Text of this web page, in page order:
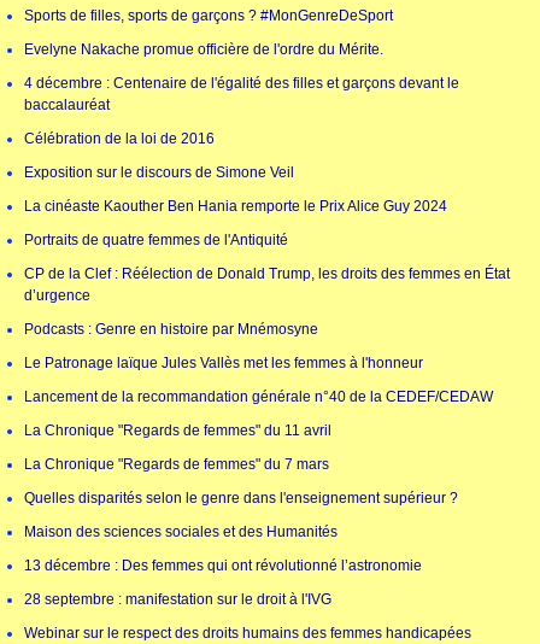
Sports de filles, sports de garçons ? #MonGenreDeSport
Evelyne Nakache promue officière de l'ordre du Mérite.
4 décembre : Centenaire de l'égalité des filles et garçons devant le
baccalauréat
Célébration de la loi de 2016
Exposition sur le discours de Simone Veil
La cinéaste Kaouther Ben Hania remporte le Prix Alice Guy 2024
Portraits de quatre femmes de l'Antiquité
CP de la Clef : Réélection de Donald Trump, les droits des femmes en État
d’urgence
Podcasts : Genre en histoire par Mnémosyne
Le Patronage laïque Jules Vallès met les femmes à l'honneur
Lancement de la recommandation générale n°40 de la CEDEF/CEDAW
La Chronique "Regards de femmes" du 11 avril
La Chronique "Regards de femmes" du 7 mars
Quelles disparités selon le genre dans l'enseignement supérieur ?
Maison des sciences sociales et des Humanités
13 décembre : Des femmes qui ont révolutionné l’astronomie
28 septembre : manifestation sur le droit à l'IVG
Webinar sur le respect des droits humains des femmes handicapées